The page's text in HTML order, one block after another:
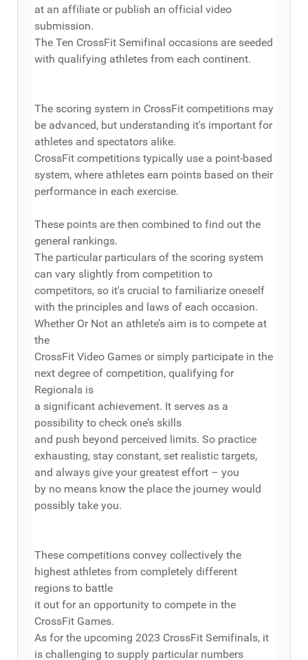
at an affiliate or publish an official video
submission.
The Ten CrossFit Semifinal occasions are seeded
with qualifying athletes from each continent.
The scoring system in CrossFit competitions may
be advanced, but understanding it's important for
athletes and spectators alike.
CrossFit competitions typically use a point-based
system, where athletes earn points based on their
performance in each exercise.
These points are then combined to find out the
general rankings.
The particular particulars of the scoring system
can vary slightly from competition to
competitors, so it's crucial to familiarize oneself
with the principles and laws of each occasion.
Whether Or Not an athlete’s aim is to compete at
the
CrossFit Video Games or simply participate in the
next degree of competition, qualifying for
Regionals is
a significant achievement. It serves as a
possibility to check one’s skills
and push beyond perceived limits. So practice
exhausting, stay constant, set realistic targets,
and always give your greatest effort – you
by no means know the place the journey would
possibly take you.
These competitions convey collectively the
highest athletes from completely different
regions to battle
it out for an opportunity to compete in the
CrossFit Games.
As for the upcoming 2023 CrossFit Semifinals, it
is challenging to supply particular numbers